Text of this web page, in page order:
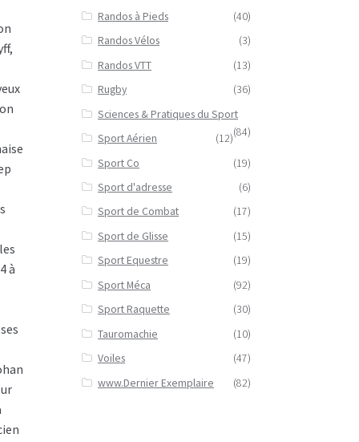
à
Randos à Pieds
(40)
Randos Vélos
(3)
Randos VTT
(13)
Rugby
(36)
Sciences & Pratiques du Sport
(84)
Sport Aérien
(12)
Sport Co
(19)
Sport d'adresse
(6)
Sport de Combat
(17)
Sport de Glisse
(15)
Sport Equestre
(19)
Sport Méca
(92)
Sport Raquette
(30)
Tauromachie
(10)
Voiles
(47)
www.Dernier Exemplaire
(82)